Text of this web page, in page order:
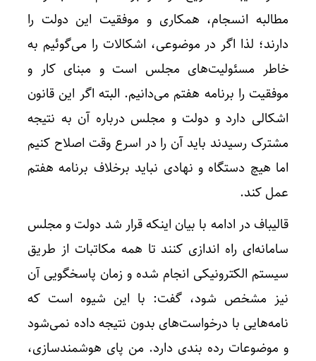
مطالبه انسجام، همکاری و موفقیت این دولت را
دارند؛ لذا اگر در موضوعی، اشکالات را می‌گوئیم به
خاطر مسئولیت‌های مجلس است و مبنای کار و
موفقیت را برنامه هفتم می‌دانیم. البته اگر این قانون
اشکالی دارد و دولت و مجلس درباره آن به نتیجه
مشترک رسیدند باید آن را در اسرع وقت اصلاح کنیم
اما هیچ دستگاه و نهادی نباید برخلاف برنامه هفتم
عمل کند.
قالیباف در ادامه با بیان اینکه قرار شد دولت و مجلس
سامانه‌ای راه اندازی کنند تا همه مکاتبات از طریق
سیستم الکترونیکی انجام شده و زمان پاسخگویی آن
نیز مشخص شود، گفت: با این شیوه است که
نامه‌هایی با درخواست‌های بدون نتیجه داده نمی‌شود
و موضوعات رده بندی دارد. من پای هوشمندسازی،